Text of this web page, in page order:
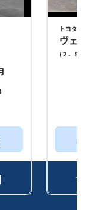
トヨタ
ヴェ
( ２．５Ｚ
ス
セ